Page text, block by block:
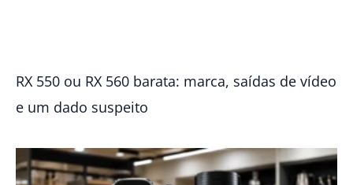
RX 550 ou RX 560 barata: marca, saídas de vídeo
e um dado suspeito